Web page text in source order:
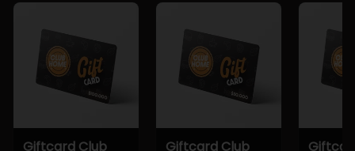
Giftcard Club
Giftcard Club